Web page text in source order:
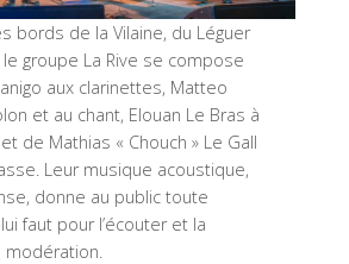
bords de la Vilaine, du Léguer
le groupe La Rive se compose
aux clarinettes, Matteo
et au chant, Elouan Le Bras à
de Mathias « Chouch » Le Gall
Leur musique acoustique,
donne au public toute
faut pour l’écouter et la
modération.